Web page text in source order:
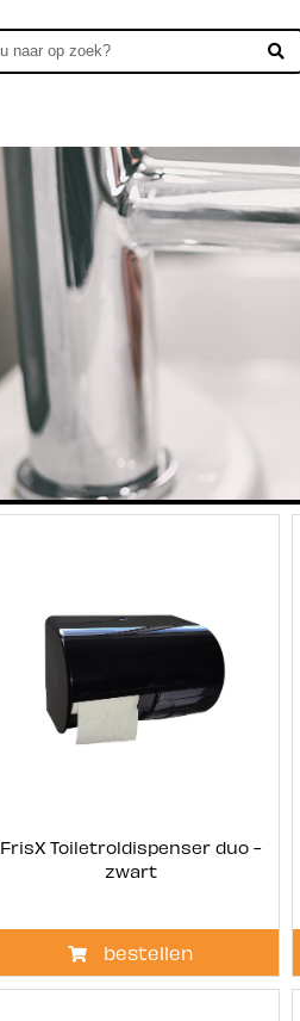
FrisX Toiletroldispenser duo -
zwart
bestellen